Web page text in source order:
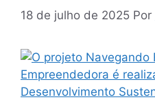
18 de julho de 2025 Por